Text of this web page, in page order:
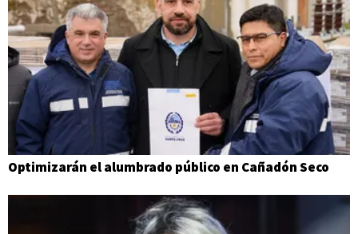
Optimizarán el alumbrado público en Cañadón Seco